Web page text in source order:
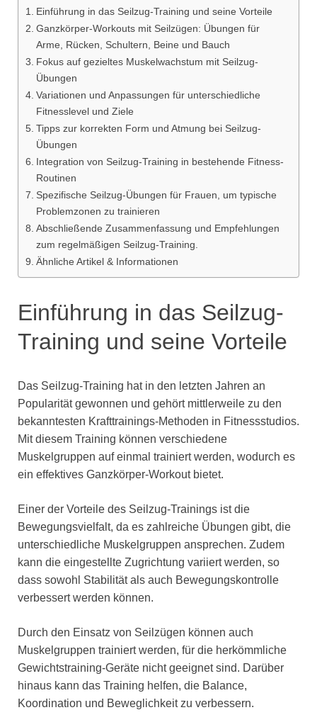
Einführung in das Seilzug-Training und seine Vorteile
Ganzkörper-Workouts mit Seilzügen: Übungen für
Arme, Rücken, Schultern, Beine und Bauch
Fokus auf gezieltes Muskelwachstum mit Seilzug-
Übungen
Variationen und Anpassungen für unterschiedliche
Fitnesslevel und Ziele
Tipps zur korrekten Form und Atmung bei Seilzug-
Übungen
Integration von Seilzug-Training in bestehende Fitness-
Routinen
Spezifische Seilzug-Übungen für Frauen, um typische
Problemzonen zu trainieren
Abschließende Zusammenfassung und Empfehlungen
zum regelmäßigen Seilzug-Training.
Ähnliche Artikel & Informationen
Einführung in das Seilzug-
Training und seine Vorteile
Das Seilzug-Training hat in den letzten Jahren an
Popularität gewonnen und gehört mittlerweile zu den
bekanntesten Krafttrainings-Methoden in Fitnessstudios.
Mit diesem Training können verschiedene
Muskelgruppen auf einmal trainiert werden, wodurch es
ein effektives Ganzkörper-Workout bietet.
Einer der Vorteile des Seilzug-Trainings ist die
Bewegungsvielfalt, da es zahlreiche Übungen gibt, die
unterschiedliche Muskelgruppen ansprechen. Zudem
kann die eingestellte Zugrichtung variiert werden, so
dass sowohl Stabilität als auch Bewegungskontrolle
verbessert werden können.
Durch den Einsatz von Seilzügen können auch
Muskelgruppen trainiert werden, für die herkömmliche
Gewichtstraining-Geräte nicht geeignet sind. Darüber
hinaus kann das Training helfen, die Balance,
Koordination und Beweglichkeit zu verbessern.